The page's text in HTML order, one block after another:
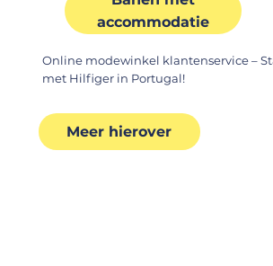
accommodatie
Online modewinkel klantenservice –
met Hilfiger in Portugal!
Meer hierover